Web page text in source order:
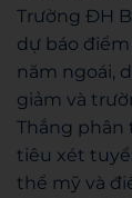
Trường ĐH
dự báo
năm ngoái,
giảm và
Thắng phân
tiêu xét
thể mỹ và